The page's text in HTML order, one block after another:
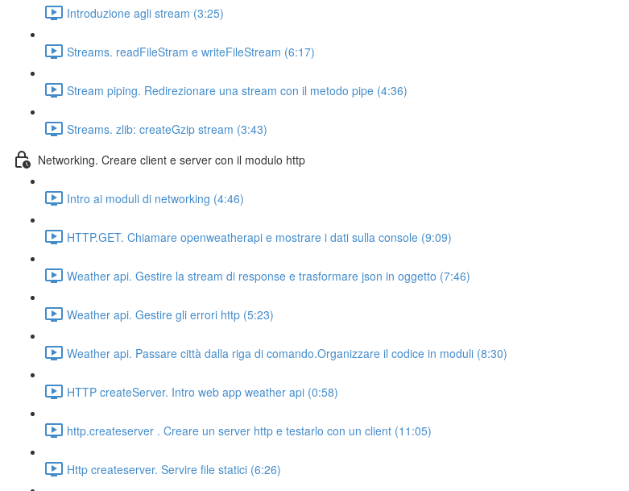
Introduzione agli stream (3:25)
Streams. readFileStram e writeFileStream (6:17)
Stream piping. Redirezionare una stream con il metodo pipe (4:36)
Streams. zlib: createGzip stream (3:43)
Networking. Creare client e server con il modulo http
Intro ai moduli di networking (4:46)
HTTP.GET. Chiamare openweatherapi e mostrare i dati sulla console (9:09)
Weather api. Gestire la stream di response e trasformare json in oggetto (7:46)
Weather api. Gestire gli errori http (5:23)
Weather api. Passare città dalla riga di comando.Organizzare il codice in moduli (8:30)
HTTP createServer. Intro web app weather api (0:58)
http.createserver . Creare un server http e testarlo con un client (11:05)
Http createserver. Servire file statici (6:26)